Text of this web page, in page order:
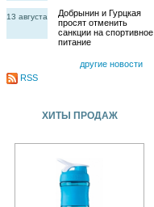
13 августа
Добрынин и Гурцкая
просят отменить
санкции на спортивное
питание
другие новости
RSS
ХИТЫ ПРОДАЖ